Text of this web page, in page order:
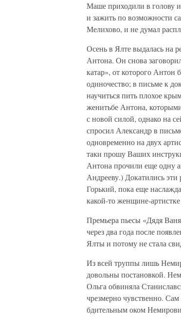
Маше приходили в голову
и зажить по возможности
Мелихово, и не думал
Осень в Ялте выдалась на
Антона. Он снова
катар», от которого Антон
одиночество; в письме к
научиться пить плохое
женитьбе Антона,
с новой силой, однако на
спросил Александр в
одновременно на двух
таки прошу Ваших
Антона прочили еще одну
Андрееву.) Докатились
Горький, пока еще
какой-то женщине-
Премьера пьесы «Дядя
через два года после
Ялты и потому не стала
Из всей труппы лишь
довольны постановкой.
Ольга обвиняла
чрезмерно чувственно.
бдительным оком